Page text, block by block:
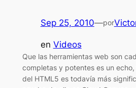
Sep 25, 2010—por
en Videos
Que las herramientas web son
completas y potentes es un
del HTML5 es todavía más